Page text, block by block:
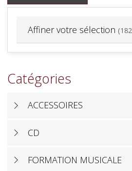
Affiner votre sélection
Catégories
ACCESSOIRES
CD
FORMATION MUSICALE